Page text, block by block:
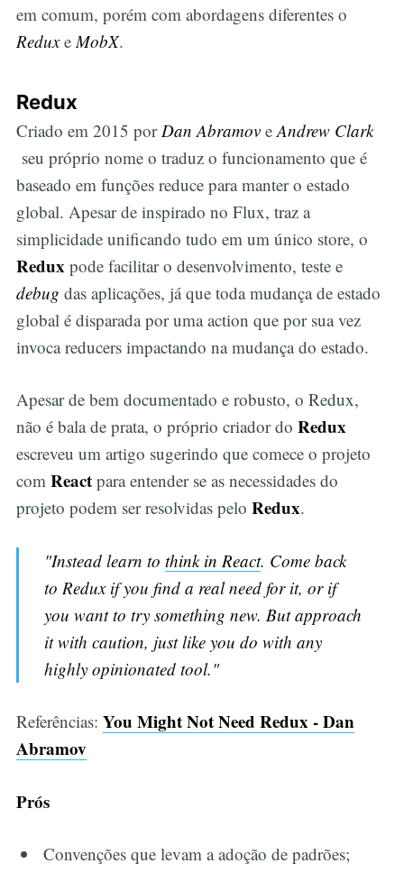
em comum, porém com abordagens diferentes o
ReduxeMobX.
Redux
Criado em 2015 por Dan Abramove Andrew Clark
seu próprio nome o traduz o funcionamento que é
baseado em funções reduce para manter o estado
global. Apesar de inspirado no Flux, traz a
simplicidade unificando tudo em um único store, o
Redux pode facilitar o desenvolvimento, teste e
debug das aplicações, já que toda mudança de estado
global é disparada por uma action que por sua vez
invoca reducers impactando na mudança do estado.
Apesar de bem documentado e robusto, o Redux,
não é bala de prata, o próprio criador do Redux
escreveu um artigo sugerindo que comece o projeto
com Reactpara entender se as necessidades do
projeto podem ser resolvidas pelo Redux.
"Instead learn tothink in React. Come back
to Redux if you find a real need for it, or if
you want to try something new. But approach
it with caution, just like you do with any
highly opinionated tool."
Referências: You Might Not Need Redux - Dan
Abramov
Prós
Convenções que levam a adoção de padrões;